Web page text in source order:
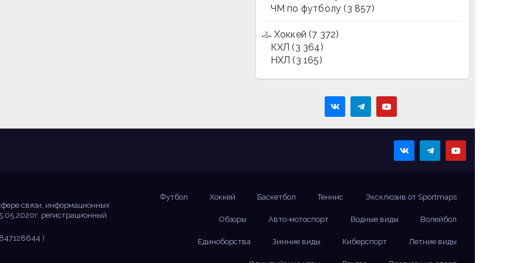
ЧМ по футболу (3 857)
Хоккей (7 372)
КХЛ (3 364)
НХЛ (3 165)
связи, информационных
регистрационный
)
Футбол Хоккей Баскетбол Теннис Эксклюзив от Sportmaps
Обзоры Авто-мотоспорт Водные виды Волейбол
Единоборства Зимние виды Киберспорт Летние виды